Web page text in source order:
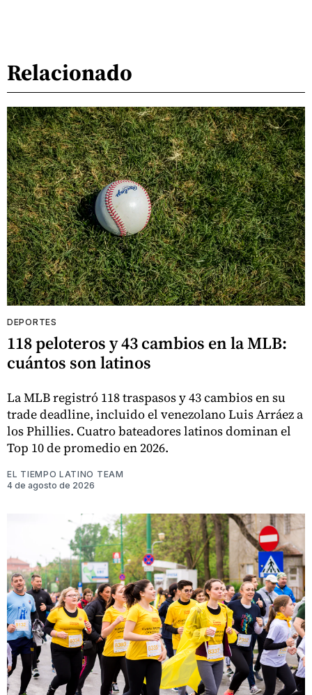
Relacionado
DEPORTES
118 peloteros y 43 cambios en la MLB:
cuántos son latinos
La MLB registró 118 traspasos y 43 cambios en su
trade deadline, incluido el venezolano Luis Arráez a
los Phillies. Cuatro bateadores latinos dominan el
Top 10 de promedio en 2026.
EL TIEMPO LATINO TEAM
4 de agosto de 2026